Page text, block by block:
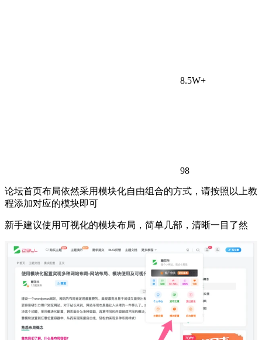
8.5W+
98
论坛首页布局依然采用模块化自由组合的方式，请按照以上教
程添加对应的模块即可
新手建议使用可视化的模块布局，简单几部，清晰一目了然